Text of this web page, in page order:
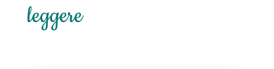
leggere